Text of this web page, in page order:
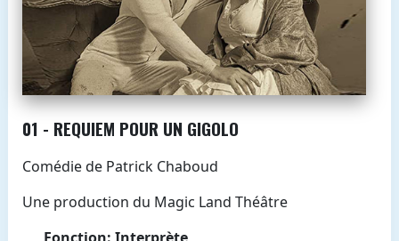
01 - REQUIEM POUR UN GIGOLO
Comédie de Patrick Chaboud
Une production du Magic Land Théâtre